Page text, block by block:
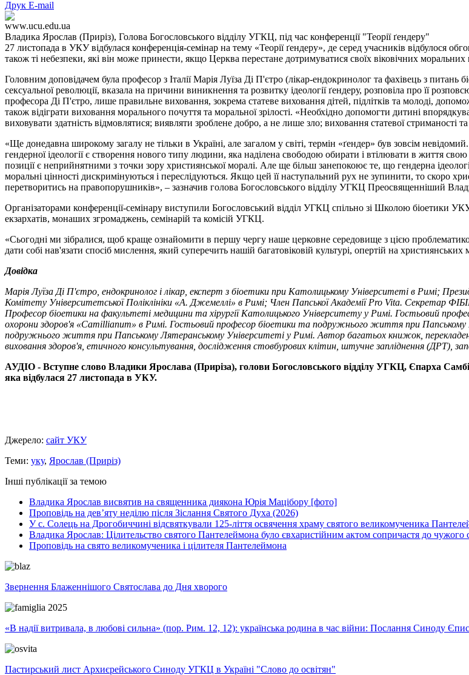
Друк E-mail
www.ucu.edu.ua
Владика Ярослав (Приріз), Голова Богословського відділу УГКЦ, під час конференції "Теорії ґендеру"
27 листопада в УКУ відбулася конференція-семінар на тему «Теорії ґендеру», де серед учасників відбулося
також ті небезпеки, які він може принести, якщо Церква перестане дотримуватися своїх віковічних моральних
Головним доповідачем була професор з Італії Марія Луїза Ді П'єтро (лікар-ендокринолог та фахівець з питань
сексуальної революції, вказала на причини виникнення та розвитку ідеології ґендеру, розповіла про її
професора Ді П'єтро, лише правильне виховання, зокрема статеве виховання дітей, підлітків та молоді,
також відіграти виховання морального почуття та моральної зрілості. «Необхідно допомогти дитині
виховувати здатність відмовлятися; виявляти зроблене добро, а не лише зло; виховання статевої стриманості
«Ще донедавна широкому загалу не тільки в Україні, але загалом у світі, термін «ґендер» був зовсім
гендерної ідеології є створення нового типу людини, яка наділена свободою обирати і втілювати в життя свою
позиції є неприйнятними з точки зору християнської моралі. Але ще більш занепокоює те, що гендерна
моральні цінності дискримінуються і переслідуються. Якщо цей її наступальний рух не зупинити, то скоро
перетворитись на правопорушників», – зазначив голова Богословського відділу УГКЦ Преосвященніший
Організаторами конференції-семінару виступили Богословський відділ УГКЦ спільно зі Школою біоетики
екзархатів, монаших згромаджень, семінарій та комісій УГКЦ.
«Сьогодні ми зібралися, щоб краще ознайомити в першу чергу наше церковне середовище з цією
дати собі нав'язати спосіб мислення, який суперечить нашій багатовіковій культурі, опертій на
Довідка
Марія Луїза Ді П'єтро, ендокринолог і лікар, експерт з біоетики при Католицькому Університеті в Римі;
Комітету Університетської Поліклініки «А. Джемеллі» в Римі; Член Папської Академії Pro Vita. Секретар
Професор біоетики на факультеті медицини та хірургії Католицького Університету у Римі. Гостьовий
охорони здоров'я «Camillianum» в Римі. Гостьовий професор біоетики та подружнього життя при Папському
подружнього життя при Папському Лятеранському Університеті у Римі. Автор багатьох книжок,
виховання здоров'я, етичного консультування, дослідження стовбурових клітин, штучне запліднення (ДРТ),
АУДІО - Вступне слово Владики Ярослава (Приріза), голови Богословського відділу УГКЦ, Єпарха
яка відбулася 27 листопада в УКУ.
Джерело: сайт УКУ
Теми: уку, Ярослав (Приріз)
Інші публікації за темою
Владика Ярослав висвятив на священника диякона Юрія Мацібору [фото]
Проповідь на дев’яту неділю після Зіслання Святого Духа (2026)
У с. Солець на Дрогобиччині відсвяткували 125-ліття освячення храму святого великомученика
Владика Ярослав: Цілительство святого Пантелеймона було євхаристійним актом сопричастя до
Проповідь на свято великомученика і цілителя Пантелеймона
Звернення Блаженнішого Святослава до Дня хворого
«В надії витривала, в любові сильна» (пор. Рим. 12, 12): українська родина в час війни: Послання Синоду
Пастирський лист Архиєрейського Синоду УГКЦ в Україні "Слово до освітян"